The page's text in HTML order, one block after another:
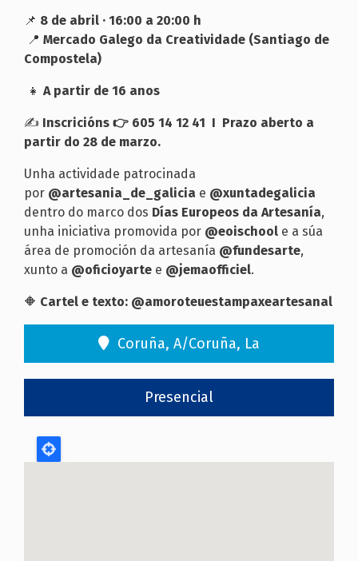
📌 8 de abril · 16:00 a 20:00 h
📍 Mercado Galego da Creatividade (Santiago de
Compostela)
👧 A partir de 16 anos
✍️ Inscricións 👉 605 14 12 41 I Prazo aberto a
partir do 28 de marzo.
Unha actividade patrocinada
por @artesania_de_galicia e @xuntadegalicia
dentro do marco dos Días Europeos da Artesanía,
unha iniciativa promovida por @eoischool e a súa
área de promoción da artesanía @fundesarte,
xunto a @oficioyarte e @jemaofficiel.
🔶 Cartel e texto: @amoroteuestampaxeartesanal
Coruña, A/Coruña, La
Presencial